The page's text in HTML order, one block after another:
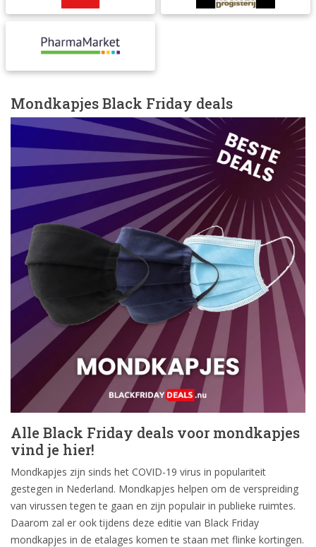
Mondkapjes Black Friday deals
Alle Black Friday deals voor mondkapjes
vind je hier!
Mondkapjes zijn sinds het COVID-19 virus in populariteit
gestegen in Nederland. Mondkapjes helpen om de verspreiding
van virussen tegen te gaan en zijn populair in publieke ruimtes.
Daarom zal er ook tijdens deze editie van Black Friday
mondkapjes in de etalages komen te staan met flinke kortingen.